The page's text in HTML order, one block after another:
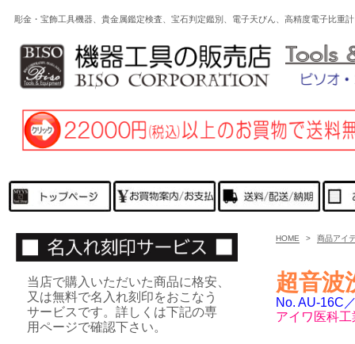
彫金・宝飾工具機器、貴金属鑑定検査、宝石判定鑑別、電子天びん、高精度電子比
HOME > 商品アイ
超音波
No. AU-16C
アイワ医科工
当店で購入いただいた商品に格安、
又は無料で名入れ刻印をおこなう
サービスです。詳しくは下記の専
用ページで確認下さい。